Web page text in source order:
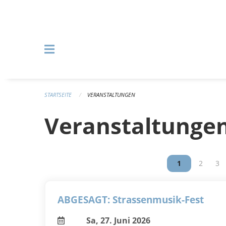
STARTSEITE VERANSTALTUNGEN
Vous êtes sur
1 Vous
2 3
ABGESAGT: Strassenmusik-Fest
Sa, 27. Juni 2026